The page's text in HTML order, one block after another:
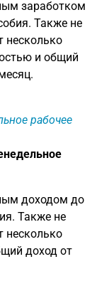
заработком
Также не
несколько
и общий
рабочее
доходом до
Также не
несколько
доход от